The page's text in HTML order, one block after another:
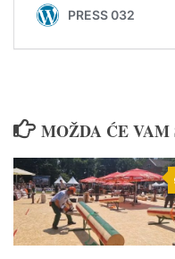
MOŽDA ĆE VAM